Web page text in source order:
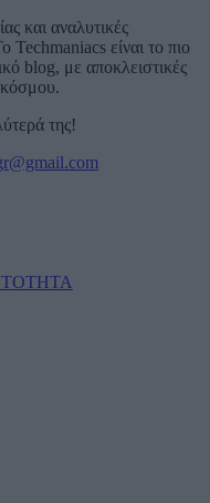
και αναλυτικές
είναι το πιο
blog, με αποκλειστικές
της!